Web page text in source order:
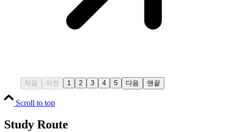
처음 이전 1 2 3 4 5 다음 맨끝
Scroll to top
Study Route